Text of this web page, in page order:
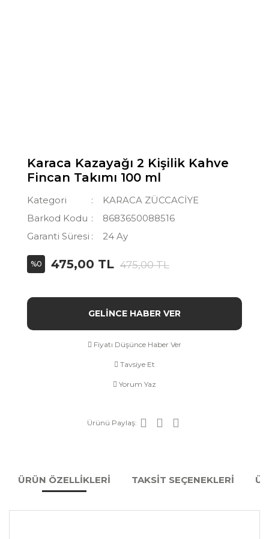
Karaca Kazayağı 2 Kişilik Kahve
Fincan Takımı 100 ml
Kategori
KARACA ZÜCCACİYE
Barkod Kodu
8683650088516
Garanti Süresi
24 Ay
%0 475,00 TL 475,00 TL
GELİNCE HABER VER
Fiyatı Düşünce Haber Ver
Tavsiye Et
Yorum Yaz
Ürünü Paylaş:
ÜRÜN ÖZELLİKLERİ TAKSİT SEÇENEKLERİ